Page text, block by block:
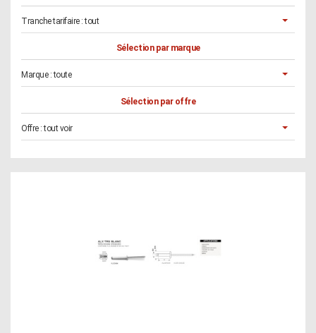
Tranche tarifaire :tout
Sélection par marque
Marque :toute
Sélection par offre
Offre :tout voir